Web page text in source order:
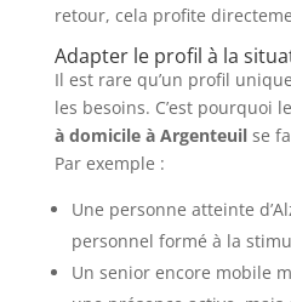
retour, cela profite
Adapter le profil à la
Il est rare qu’un profil
les besoins. C’est pourquoi
à domicile à Argenteuilse
Par exemple :
Une personne atteinte
personnel formé à la
Un senior encore mobile